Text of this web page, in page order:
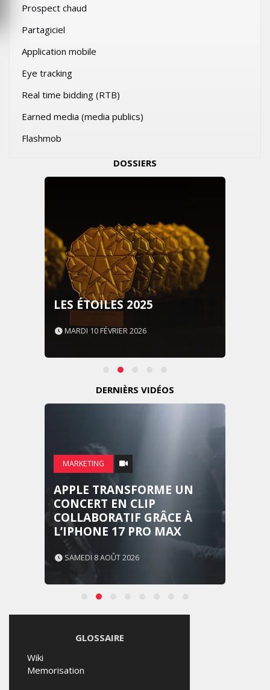
Prospect chaud
Partagiciel
Application mobile
Eye tracking
Real time bidding (RTB)
Earned media (media publics)
Flashmob
DOSSIERS
LES ÉTOILES 2025
MARDI 10 FÉVRIER 2026
DERNIÈRS VIDÉOS
MARKETING
APPLE TRANSFORME UN
CONCERT EN CLIP
COLLABORATIF GRÂCE À
L’IPHONE 17 PRO MAX
SAMEDI 8 AOÛT 2026
GLOSSAIRE
Wiki
Memorisation